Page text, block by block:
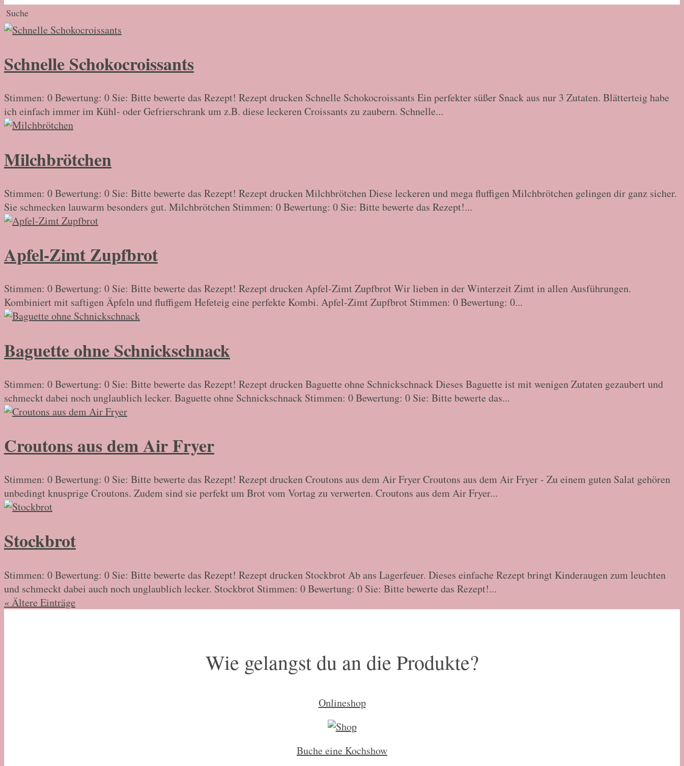
Schnelle Schokocroissants
Stimmen: 0 Bewertung: 0 Sie: Bitte bewerte das Rezept! Rezept drucken Schnelle Schokocroissants Ein perfekter süßer Snack aus nur 3 Zutaten. Blätterteig habe
ich einfach immer im Kühl- oder Gefrierschrank um z.B. diese leckeren Croissants zu zaubern. Schnelle...
Milchbrötchen
Stimmen: 0 Bewertung: 0 Sie: Bitte bewerte das Rezept! Rezept drucken Milchbrötchen Diese leckeren und mega fluffigen Milchbrötchen gelingen dir ganz sicher.
Sie schmecken lauwarm besonders gut. Milchbrötchen Stimmen: 0 Bewertung: 0 Sie: Bitte bewerte das Rezept!...
Apfel-Zimt Zupfbrot
Stimmen: 0 Bewertung: 0 Sie: Bitte bewerte das Rezept! Rezept drucken Apfel-Zimt Zupfbrot Wir lieben in der Winterzeit Zimt in allen Ausführungen.
Kombiniert mit saftigen Äpfeln und fluffigem Hefeteig eine perfekte Kombi. Apfel-Zimt Zupfbrot Stimmen: 0 Bewertung: 0...
Baguette ohne Schnickschnack
Stimmen: 0 Bewertung: 0 Sie: Bitte bewerte das Rezept! Rezept drucken Baguette ohne Schnickschnack Dieses Baguette ist mit wenigen Zutaten gezaubert und
schmeckt dabei noch unglaublich lecker. Baguette ohne Schnickschnack Stimmen: 0 Bewertung: 0 Sie: Bitte bewerte das...
Croutons aus dem Air Fryer
Stimmen: 0 Bewertung: 0 Sie: Bitte bewerte das Rezept! Rezept drucken Croutons aus dem Air Fryer Croutons aus dem Air Fryer - Zu einem guten Salat gehören
unbedingt knusprige Croutons. Zudem sind sie perfekt um Brot vom Vortag zu verwerten. Croutons aus dem Air Fryer...
Stockbrot
Stimmen: 0 Bewertung: 0 Sie: Bitte bewerte das Rezept! Rezept drucken Stockbrot Ab ans Lagerfeuer. Dieses einfache Rezept bringt Kinderaugen zum leuchten
und schmeckt dabei auch noch unglaublich lecker. Stockbrot Stimmen: 0 Bewertung: 0 Sie: Bitte bewerte das Rezept!...
« Ältere Einträge
Wie gelangst du an die Produkte?
Onlineshop
Buche eine Kochshow